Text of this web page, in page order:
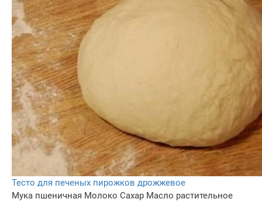
Тесто для печеных пирожков дрожжевое
Мука пшеничная Молоко Сахар Масло растительное